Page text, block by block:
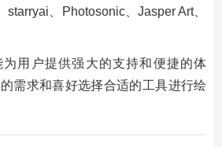
starryai、Photosonic、Jasper Art、
用户提供强大的支持和便捷的体
需求和喜好选择合适的工具进行绘